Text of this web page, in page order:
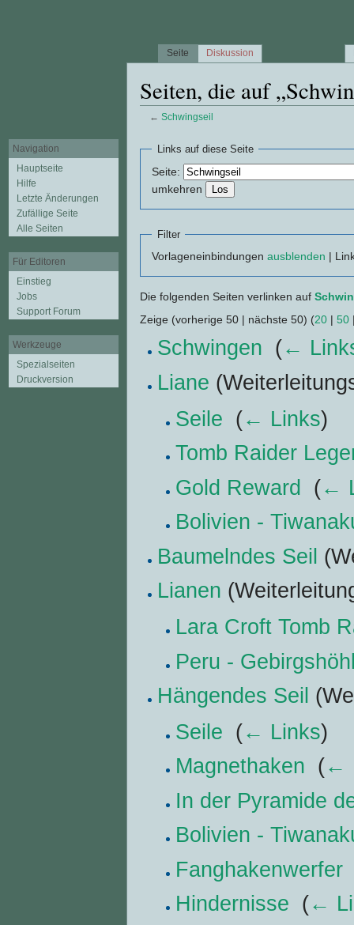
Seiten, die auf
← Schwingseil
Links auf diese Seite
Seite:
umkehren
Filter
Vorlageneinbindungen ausblenden |
Die folgenden Seiten verlinken auf
Zeige (vorherige 50 | nächste 50) (20 | 50
Schwingen (←
Liane
Seile (← Links)
Tomb Raider
Gold Reward
(←
Bolivien -
Baumelndes Seil
Lianen
Lara Croft Tomb
Peru -
Hängendes Seil
Seile (← Links)
Magnethaken (←
In der Pyramide
Bolivien -
Fanghakenwerfer
Hindernisse (←
Seite Diskussion
Navigation
Hauptseite
Hilfe
Letzte Änderungen
Zufällige Seite
Alle Seiten
Für Editoren
Einstieg
Jobs
Support Forum
Werkzeuge
Spezialseiten
Druckversion